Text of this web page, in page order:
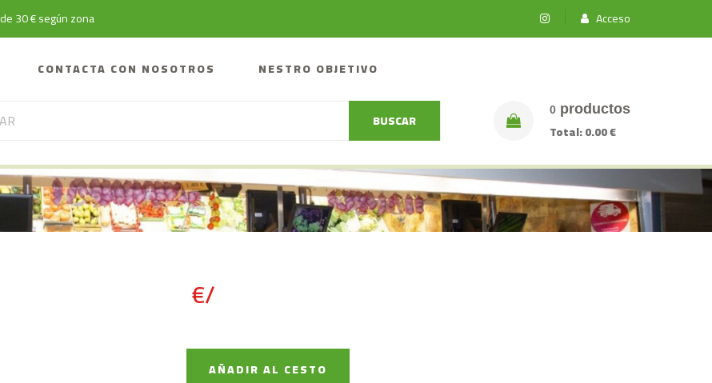
30 € según zona Acceso
CONTACTA CON NOSOTROS NESTRO OBJETIVO
BUSCAR
0 productos
Total:0.00 €
€/
AÑADIR AL CESTO